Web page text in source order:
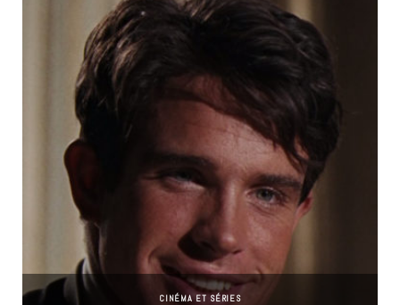
CINÉMA ET SÉRIES